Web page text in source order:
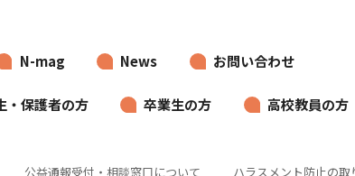
N-mag News お問い合わせ
・保護者の方 卒業生の方 高校教員の方
公益通報受付・相談窓口について ハラスメント防止の取